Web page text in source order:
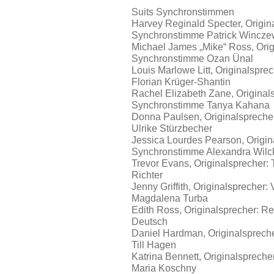
Suits Synchronstimmen
Harvey Reginald Specter,
Synchronstimme Patrick
Michael James „Mike“ Ross,
Synchronstimme Ozan Ünal
Louis Marlowe Litt,
Florian Krüger-Shantin
Rachel Elizabeth Zane,
Synchronstimme Tanya Kahana
Donna Paulsen,
Ulrike Stürzbecher
Jessica Lourdes Pearson,
Synchronstimme Alexandra
Trevor Evans, Originalsprecher:
Richter
Jenny Griffith, Originalsprecher:
Magdalena Turba
Edith Ross, Originalsprecher:
Deutsch
Daniel Hardman,
Till Hagen
Katrina Bennett,
Maria Koschny